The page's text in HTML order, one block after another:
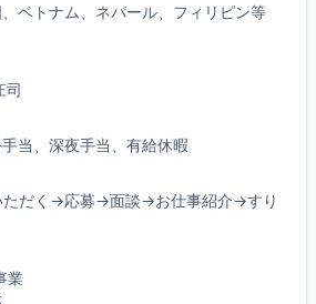
ベトナム、ネパール、フィリピン等
司
当、深夜手当、有給休暇
ただく→応募→面談→お仕事紹介→すり
業